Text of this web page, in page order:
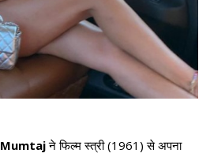
Mumtajने फिल्म स्त्री (1961) से अपना